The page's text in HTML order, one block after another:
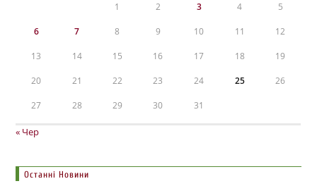
1 2 3 4 5
6 7 8 9 10 11 12
13 14 15 16 17 18 19
20 21 22 23 24 25 26
27 28 29 30 31
« Чер
Останні Новини